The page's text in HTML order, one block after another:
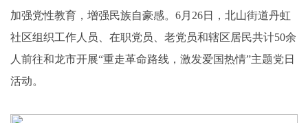
加强党性教育，增强民族自豪感。6月26日，北山街道丹虹
社区组织工作人员、在职党员、老党员和辖区居民共计50余
人前往和龙市开展“重走革命路线，激发爱国热情”主题党日
活动。